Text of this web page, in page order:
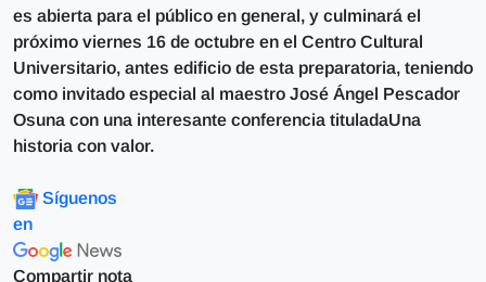
es abierta para el público en general, y culminará el
próximo viernes 16 de octubre en el Centro Cultural
Universitario, antes edificio de esta preparatoria, teniendo
como invitado especial al maestro José Ángel Pescador
Osuna con una interesante conferencia tituladaUna
historia con valor.
Síguenos
en
Compartir nota